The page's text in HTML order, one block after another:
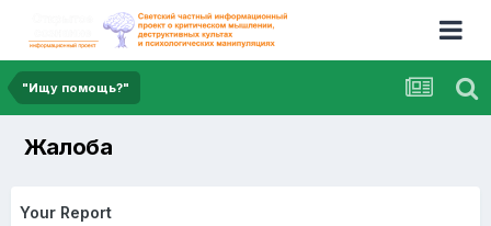
"Ищу помощь?"
Жалоба
Your Report